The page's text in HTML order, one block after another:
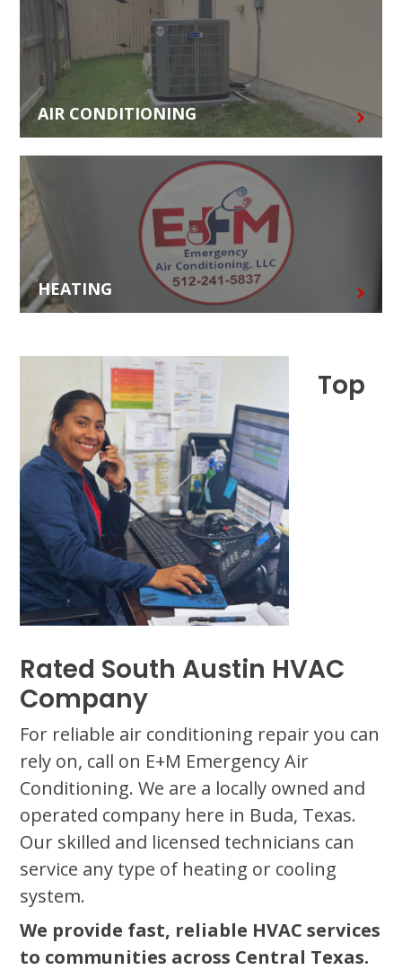
AIR CONDITIONING
HEATING
Top
Rated South Austin HVAC
Company
For reliable air conditioning repair you can
rely on, call on E+M Emergency Air
Conditioning. We are a locally owned and
operated company here in Buda, Texas.
Our skilled and licensed technicians can
service any type of heating or cooling
system.
We provide fast, reliable HVAC services
to communities across Central Texas.